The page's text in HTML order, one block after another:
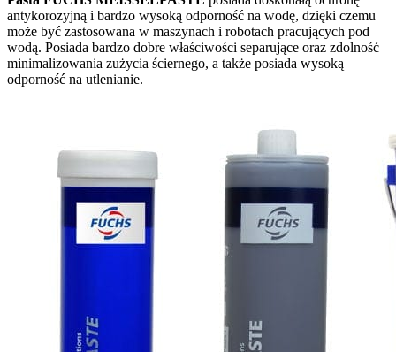
antykorozyjną i bardzo wysoką odporność na wodę, dzięki czemu
może być zastosowana w maszynach i robotach pracujących pod
wodą. Posiada bardzo dobre właściwości separujące oraz zdolność
minimalizowania zużycia ściernego, a także posiada wysoką
odporność na utlenianie.